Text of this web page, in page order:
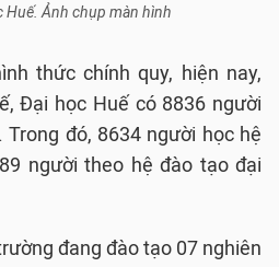
Huế. Ảnh chụp màn hình
thức chính quy, hiện nay,
Đại học Huế có 8836 người
đó, 8634 người học hệ
người theo hệ đào tạo đại
đang đào tạo 07 nghiên